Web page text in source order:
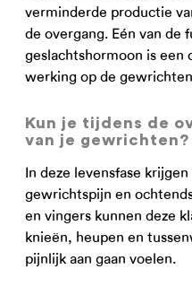
verminderde productie
de overgang. Eén van de
geslachtshormoon is een
werking op de
Kun je tijdens de
van je gewrichten?
In deze levensfase
gewrichtspijn en
en vingers kunnen deze
knieën, heupen en
pijnlijk aan gaan voelen.